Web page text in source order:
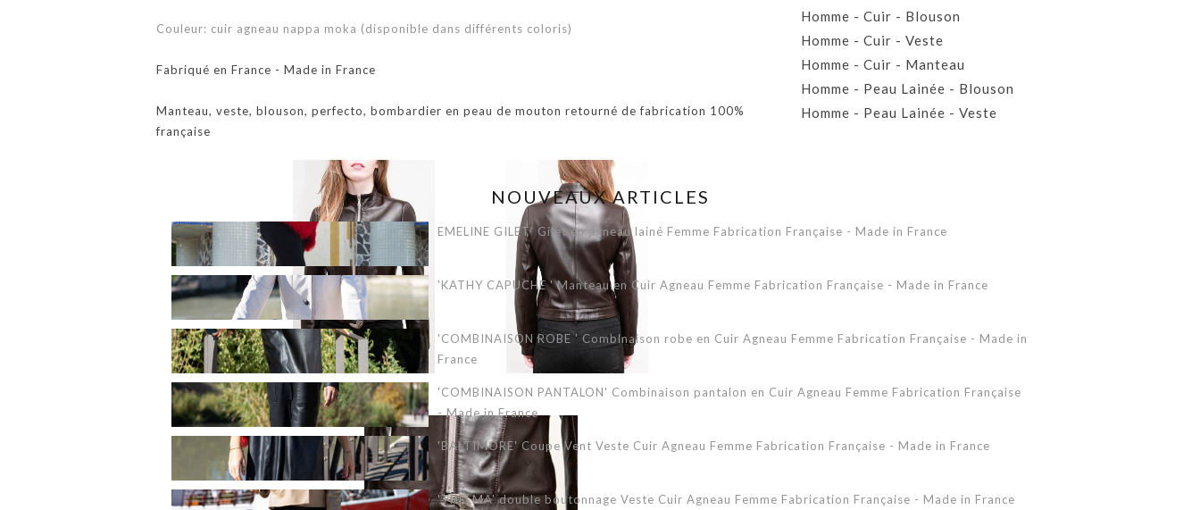
Couleur: cuir agneau nappa moka (disponible dans différents coloris)
Fabriqué en France - Made in France
Manteau, veste, blouson, perfecto, bombardier en peau de mouton retourné de fabrication 100%
française
Homme - Cuir - Blouson
Homme - Cuir - Veste
Homme - Cuir - Manteau
Homme - Peau Lainée - Blouson
Homme - Peau Lainée - Veste
Femme - Peau lainée - Coupe Vent
Pantalon
NOUVEAUX ARTICLES
EMELINE GILET' Gilet en agneau lainé Femme Fabrication Française - Made in France
'KATHY CAPUCHE ' Manteau en Cuir Agneau Femme Fabrication Française - Made in France
'COMBINAISON ROBE ' Combinaison robe en Cuir Agneau Femme Fabrication Française - Made in
France
'COMBINAISON PANTALON' Combinaison pantalon en Cuir Agneau Femme Fabrication Française
- Made in France
'BALTIMORE' Coupe Vent Veste Cuir Agneau Femme Fabrication Française - Made in France
'THELMA' double boutonnage Veste Cuir Agneau Femme Fabrication Française - Made in France